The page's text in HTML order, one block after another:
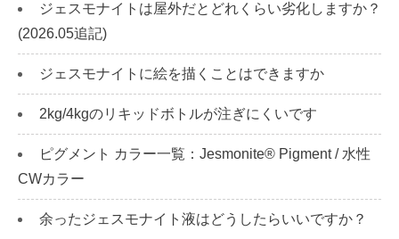
ジェスモナイトは屋外だとどれくらい劣化しますか？
(2026.05追記)
ジェスモナイトに絵を描くことはできますか
2kg/4kgのリキッドボトルが注ぎにくいです
ピグメント カラー一覧：Jesmonite® Pigment / 水性
CWカラー
余ったジェスモナイト液はどうしたらいいですか？